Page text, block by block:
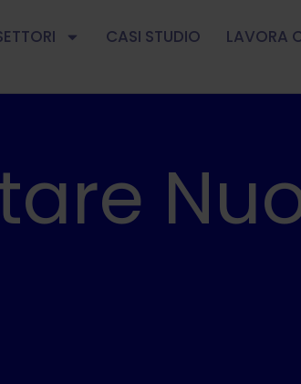
CASI STUDIO LAVORA